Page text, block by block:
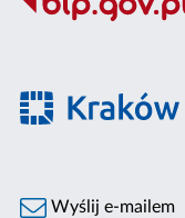
Wyślij e-mailem